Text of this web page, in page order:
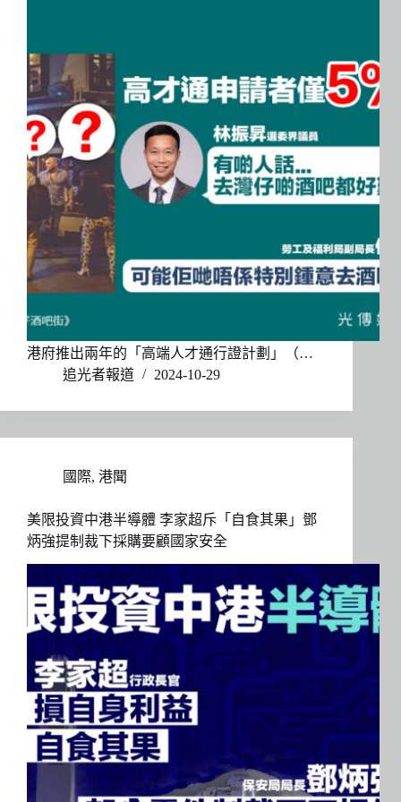
港府推出兩年的「高端人才通行證計劃」（…
追光者報道
2024-10-29
國際, 港聞
美限投資中港半導體 李家超斥「自食其果」鄧
炳強提制裁下採購要顧國家安全